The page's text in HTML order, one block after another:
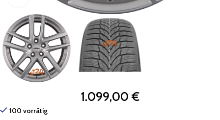
1.099,00 €
100 vorrätig